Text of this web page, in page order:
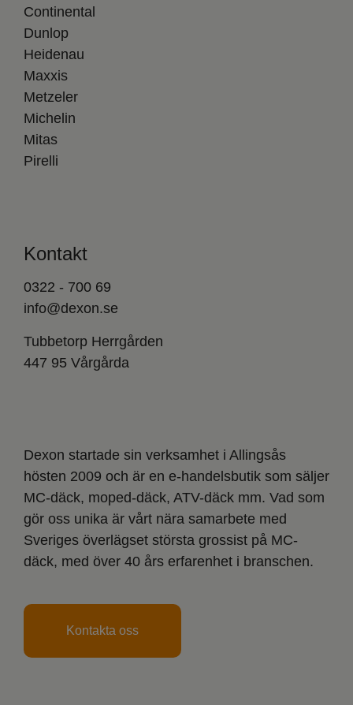
Continental
Dunlop
Heidenau
Maxxis
Metzeler
Michelin
Mitas
Pirelli
Kontakt
0322 - 700 69
info@dexon.se
Tubbetorp Herrgården
447 95 Vårgårda
Dexon startade sin verksamhet i Allingsås
hösten 2009 och är en e-handelsbutik som säljer
MC-däck, moped-däck, ATV-däck mm. Vad som
gör oss unika är vårt nära samarbete med
Sveriges överlägset största grossist på MC-
däck, med över 40 års erfarenhet i branschen.
Kontakta oss